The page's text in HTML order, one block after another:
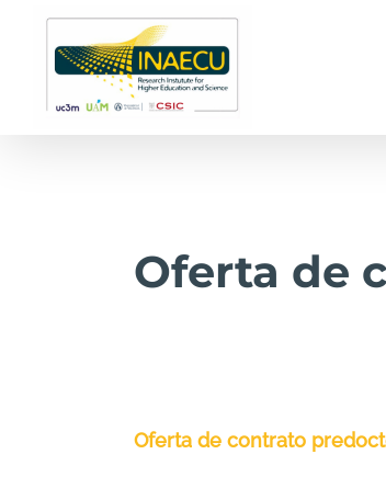
contenido
Oferta de
Oferta de contrato